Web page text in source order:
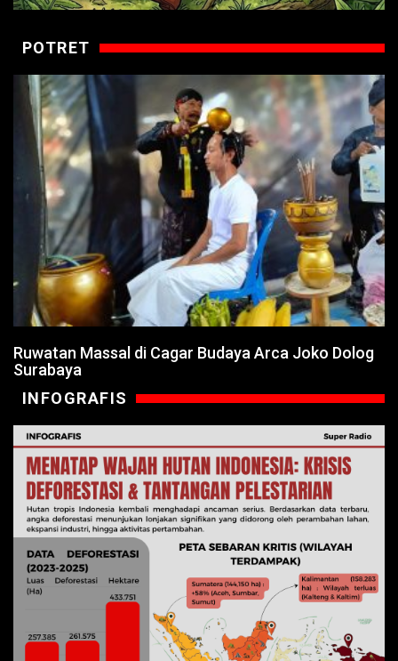
POTRET
Ruwatan Massal di Cagar Budaya Arca Joko Dolog
Surabaya
INFOGRAFIS